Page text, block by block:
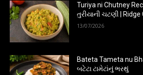
Turiya ni Chutney
તુરીયાની ચટણી |
13/07/2026
Bateta Tameta nu
બટેટા ટામેટાંનું ભરથું